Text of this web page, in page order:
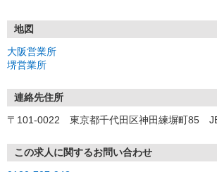
〒590-0075 大阪府堺市堺区南花田口町2-3-
地図
大阪営業所
堺営業所
連絡先住所
〒101-0022 東京都千代田区神田練塀町85
この求人に関するお問い合わせ